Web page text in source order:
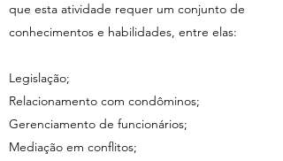
que esta atividade requer um conjunto de
conhecimentos e habilidades, entre elas:
Legislação;
Relacionamento com condôminos;
Gerenciamento de funcionários;
Mediação em conflitos;